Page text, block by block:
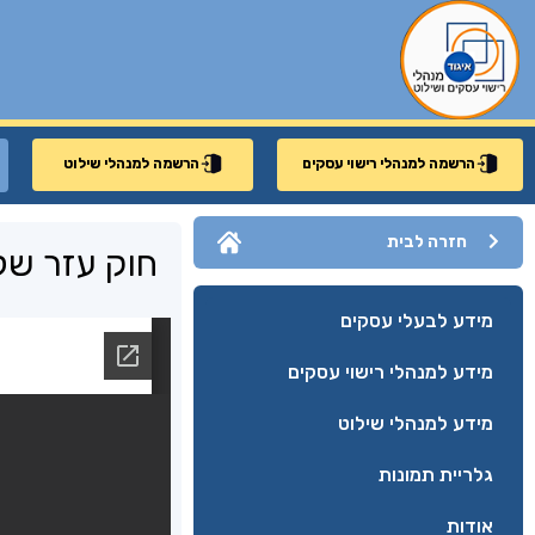
הרשמה למנהלי רישוי עסקים הרשמה למנהלי שילוט
חזרה לבית
מידע לבעלי עסקים
מידע למנהלי רישוי עסקים
מידע למנהלי שילוט
גלריית תמונות
אודות
חוק עזר